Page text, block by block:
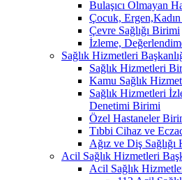
Bulaşıcı Olmayan
Çocuk,
Çevre Sağlığı Birimi
İzleme,
Sağlık Hizmetleri
Sağlık Hizmetleri
Kamu Sağlık
Sağlık Hizmetleri
Denetimi Birimi
Özel Hastaneler
Tıbbi Cihaz ve
Ağız ve Diş
Acil Sağlık Hizmetleri
Acil Sağlık